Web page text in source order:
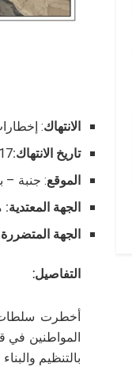
الانتهاك:
تاريخ الانتهاك:
الموقع: جنبة –
الجهة المعتدية:
الجهة المتضررة
التفاصيل:
المواطنين في
بالتنظيم والبناء في